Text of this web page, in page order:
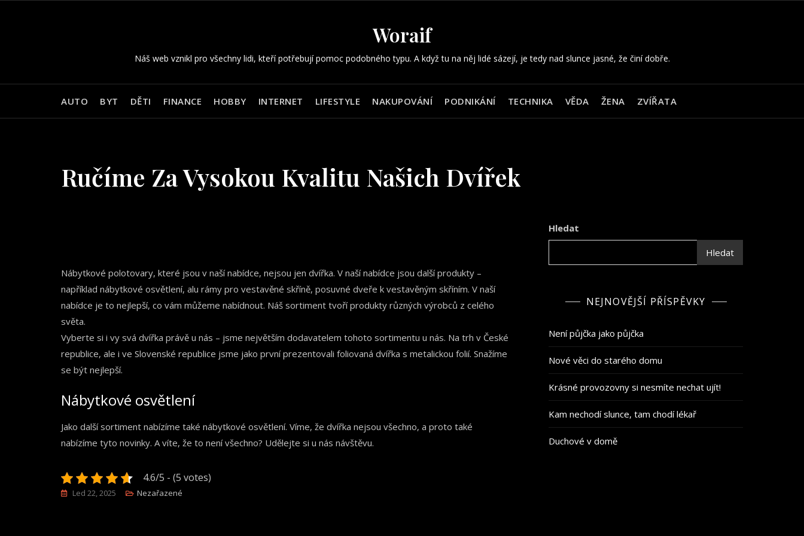
Woraif
Náš web vznikl pro všechny lidi, kteří potřebují pomoc podobného typu. A když tu na něj lidé sázejí, je tedy nad slunce jasné, že činí dobře.
AUTO BYT DĚTI FINANCE HOBBY INTERNET LIFESTYLE NAKUPOVÁNÍ PODNIKÁNÍ TECHNIKA VĚDA ŽENA ZVÍŘATA
Ručíme Za Vysokou Kvalitu Našich Dvířek
Nábytkové polotovary, které jsou v naší nabídce, nejsou jen dvířka. V naší nabídce jsou další produkty –
například nábytkové osvětlení, alu rámy pro vestavěné skříně, posuvné dveře k vestavěným skříním. V naší
nabídce je to nejlepší, co vám můžeme nabídnout. Náš sortiment tvoří produkty různých výrobců z celého
světa.
Vyberte si i vy svá dvířka právě u nás – jsme největším dodavatelem tohoto sortimentu u nás. Na trh v České
republice, ale i ve Slovenské republice jsme jako první prezentovali foliovaná dvířka s metalickou folií. Snažíme
se být nejlepší.
Nábytkové osvětlení
Jako další sortiment nabízíme také nábytkové osvětlení. Víme, že dvířka nejsou všechno, a proto také
nabízíme tyto novinky. A víte, že to není všechno? Udělejte si u nás návštěvu.
4.6/5 - (5 votes)
Led 22, 2025 Nezařazené
Hledat
Hledat
NEJNOVĚJŠÍ PŘÍSPĚVKY
Není půjčka jako půjčka
Nové věci do starého domu
Krásné provozovny si nesmíte nechat ujít!
Kam nechodí slunce, tam chodí lékař
Duchové v domě